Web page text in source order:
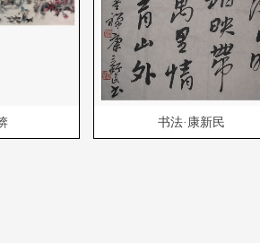
书法·康新民